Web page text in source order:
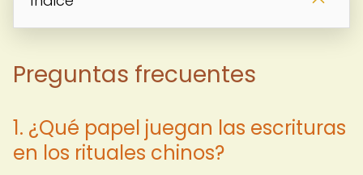
Preguntas frecuentes
1. ¿Qué papel juegan las escrituras
en los rituales chinos?